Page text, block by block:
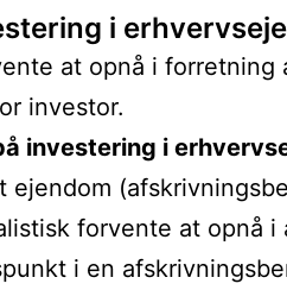
i
at opnå i
investor.
investering i
ejendom
forvente at opnå
i en